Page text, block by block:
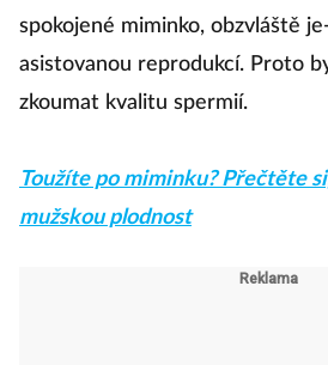
spokojené miminko, obzvláště
asistovanou reprodukcí. Proto
zkoumat kvalitu spermií.
Toužíte po miminku? Přečtěte
mužskou plodnost